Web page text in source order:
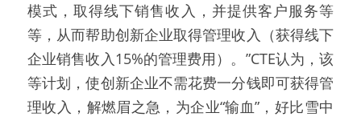
模式，取得线下销售收入，并提供客户服务等
等，从而帮助创新企业取得管理收入（获得线下
企业销售收入15%的管理费用）。”CTE认为，该
等计划，使创新企业不需花费一分钱即可获得管
理收入，解燃眉之急，为企业“输血”，好比雪中